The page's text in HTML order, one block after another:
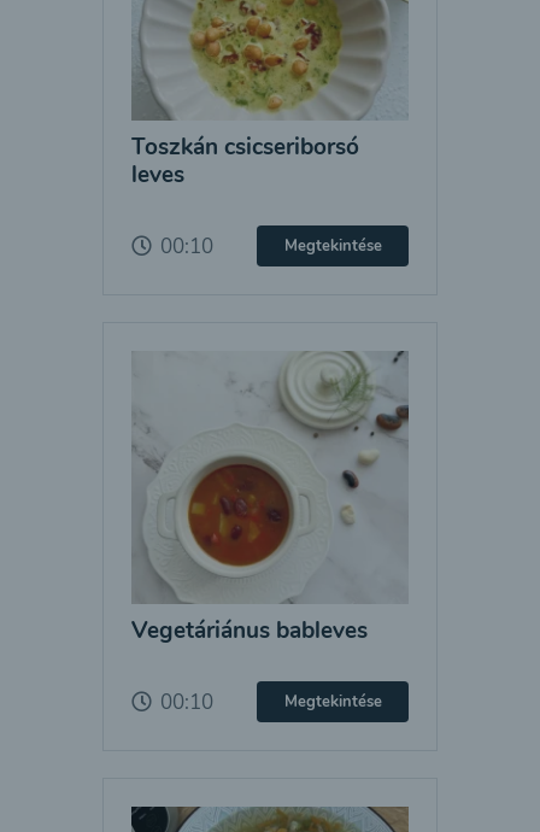
Toszkán csicseriborsó
leves
00:10 Megtekintése
Vegetáriánus bableves
00:10 Megtekintése